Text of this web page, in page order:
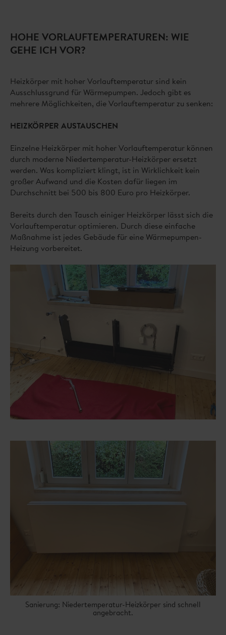
HOHE VORLAUFTEMPERATUREN: WIE
GEHE ICH VOR?
Heizkörper mit hoher Vorlauftemperatur sind kein
Ausschlussgrund für Wärmepumpen. Jedoch gibt es
mehrere Möglichkeiten, die Vorlauftemperatur zu senken:
HEIZKÖRPER AUSTAUSCHEN
Einzelne Heizkörper mit hoher Vorlauftemperatur können
durch moderne Niedertemperatur-Heizkörper ersetzt
werden. Was kompliziert klingt, ist in Wirklichkeit kein
großer Aufwand und die Kosten dafür liegen im
Durchschnitt bei 500 bis 800 Euro pro Heizkörper.
Bereits durch den Tausch einiger Heizkörper lässt sich die
Vorlauftemperatur optimieren. Durch diese einfache
Maßnahme ist jedes Gebäude für eine Wärmepumpen-
Heizung vorbereitet.
Sanierung: Niedertemperatur-Heizkörper sind schnell
angebracht.